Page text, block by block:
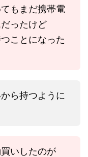
もまだ携帯電
ったけど
ことになった
ら持つように
いしたのが